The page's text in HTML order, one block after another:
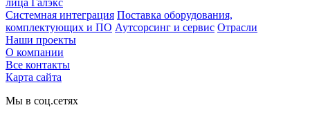
лица Галэкс
Системная интеграция Поставка оборудования,
комплектующих и ПО Аутсорсинг и сервис Отрасли
Наши проекты
О компании
Все контакты
Карта сайта
Мы в соц.сетях